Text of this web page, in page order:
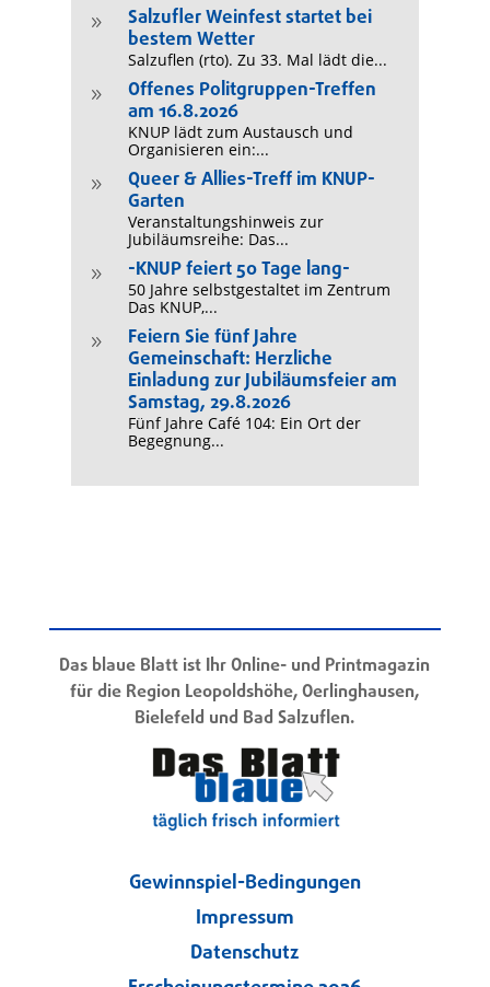
9
Salzufler Weinfest startet bei
bestem Wetter
Salzuflen (rto). Zu 33. Mal lädt die...
9
Offenes Politgruppen-Treffen
am 16.8.2026
KNUP lädt zum Austausch und
Organisieren ein:...
9
Queer & Allies-Treff im KNUP-
Garten
Veranstaltungshinweis zur
Jubiläumsreihe: Das...
9 -KNUP feiert 50 Tage lang-
50 Jahre selbstgestaltet im Zentrum
Das KNUP,...
9
Feiern Sie fünf Jahre
Gemeinschaft: Herzliche
Einladung zur Jubiläumsfeier am
Samstag, 29.8.2026
Fünf Jahre Café 104: Ein Ort der
Begegnung...
Das blaue Blatt ist Ihr Online- und Printmagazin
für die Region Leopoldshöhe, Oerlinghausen,
Bielefeld und Bad Salzuflen.
Gewinnspiel-Bedingungen
Impressum
Datenschutz